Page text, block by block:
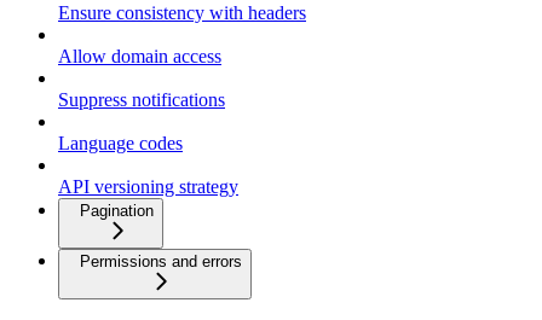
Ensure consistency with headers
Allow domain access
Suppress notifications
Language codes
API versioning strategy
Pagination
Permissions and errors